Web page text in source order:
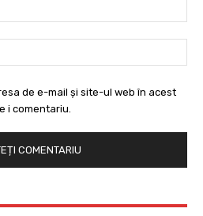
de e-mail și site-ul web în acest
i comentariu.